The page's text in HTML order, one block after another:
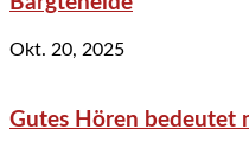
Okt. 20, 2025
Gutes Hören bedeutet